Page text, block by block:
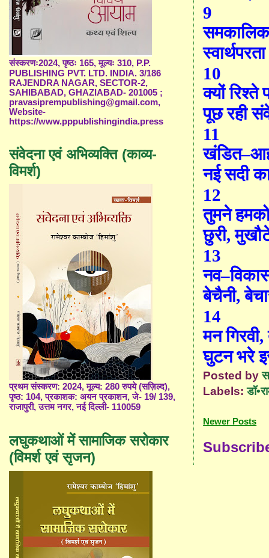
9
समकालिक
10
क्यों रिश्ते
पूछ रही
11
खंडित–
नई सदी
12
तुमने हमको
छुरी,
13
नव–
बेचैनी,
14
मन गिरवी,
घुटन भरे
Posted by
Labels:
Newer Posts
संस्करणः2024, पृष्ठः 165, मूल्यः 310, P.P.
PUBLISHING PVT. LTD. INDIA. 3/186
RAJENDRA NAGAR, SECTOR-2,
SAHIBABAD, GHAZIABAD- 201005 ;
pravasiprempublishing@gmail.com,
Website-
https://www.pppublishingindia.press
संवेदना एवं अभिव्यक्ति (काव्य-
विमर्श)
प्रथम संस्करण: 2024, मूल्य: 280 रुपये (सज़िल्द),
पृष्ठ: 104, प्रकाशक: अयन प्रकाशन, जे- 19/ 139,
राजापुरी, उत्तम नगर, नई दिल्ली- 110059
लघुकथाओं में सामाजिक सरोकार
(विमर्श एवं सृजन)